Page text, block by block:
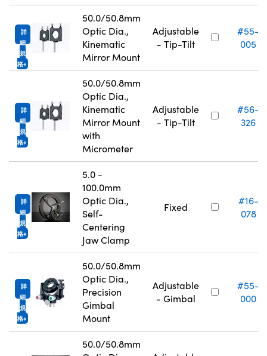
詳
細
規
格
50.0/50.8mm
Optic Dia.,
Kinematic
Mirror Mount
Adjustable
- Tip-Tilt
#55-
005
詳
細
規
格
50.0/50.8mm
Optic Dia.,
Kinematic
Mirror Mount
with
Micrometer
Adjustable
- Tip-Tilt
#56-
326
詳
細
規
格
5.0 -
100.0mm
Optic Dia.,
Self-
Centering
Jaw Clamp
Fixed
#16-
078
詳
細
規
格
50.0/50.8mm
Optic Dia.,
Precision
Gimbal
Mount
Adjustable
- Gimbal
#55-
000
50.0/50.8mm